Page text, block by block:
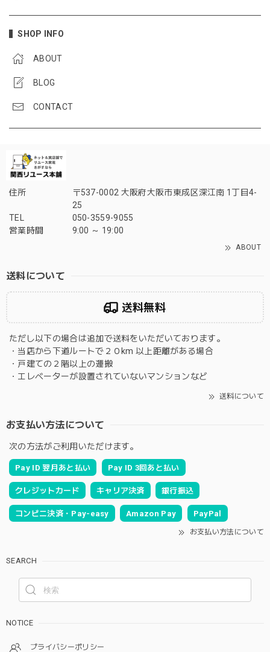
SHOP INFO
ABOUT
BLOG
CONTACT
住所
〒537-0002 大阪府大阪市東成区深江南 1丁目4-
25
TEL
050-3559-9055
営業時間
9:00 ～ 19:00
ABOUT
送料について
送料無料
ただし以下の場合は追加で送料をいただいております。
・当店から下道ルートで２０km 以上距離がある場合
・戸建ての２階以上の運搬
・エレベーターが設置されていないマンションなど
送料について
お支払い方法について
次の方法がご利用いただけます。
Pay ID 翌月あと払い Pay ID 3回あと払い
クレジットカード キャリア決済 銀行振込
コンビニ決済・Pay-easy Amazon Pay PayPal
お支払い方法について
SEARCH
NOTICE
プライバシーポリシー